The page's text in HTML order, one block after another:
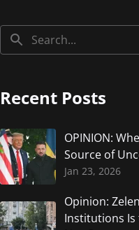
Recent Posts
OPINION:
Source of
Jan 23, 2026
Opinion:
Institutions Is